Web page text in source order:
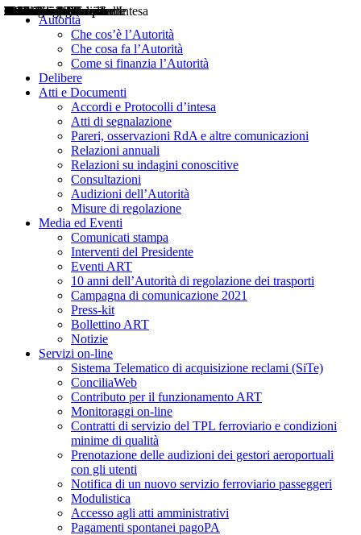
Autorità
Che cos’è l’Autorità
Che cosa fa l’Autorità
Come si finanzia l’Autorità
Delibere
Atti e Documenti
Accordi e Protocolli d’intesa
Atti di segnalazione
Pareri, osservazioni RdA e altre comunicazioni
Relazioni annuali
Relazioni su indagini conoscitive
Consultazioni
Audizioni dell’Autorità
Misure di regolazione
Media ed Eventi
Comunicati stampa
Interventi del Presidente
Eventi ART
10 anni dell’Autorità di regolazione dei trasporti
Campagna di comunicazione 2021
Press-kit
Bollettino ART
Notizie
Servizi on-line
Sistema Telematico di acquisizione reclami (SiTe)
ConciliaWeb
Contributo per il funzionamento ART
Monitoraggi on-line
Contratti di servizio del TPL ferroviario e condizioni
minime di qualità
Prenotazione delle audizioni dei gestori aeroportuali
con gli utenti
Notifica di un nuovo servizio ferroviario passeggeri
Modulistica
Accesso agli atti amministrativi
Pagamenti spontanei pagoPA
Delibere
Pareri
Consultazioni
Audizioni
Atti di Segnalazione
Accordi e Protocolli d'Intesa
Relazioni annuali
Misure di regolazione
Notizie
Comunicati Stampa
Bollettini ART
Convegni ART
Interviste del Presidente
Articoli in primo piano
Interventi del Presidente
2004
2005
2010
2013
2014
2015
2016
2017
2018
2019
202
2020
2021
2022
2023
2024
2025
2026
Aereo
Marittimo
Terrestre